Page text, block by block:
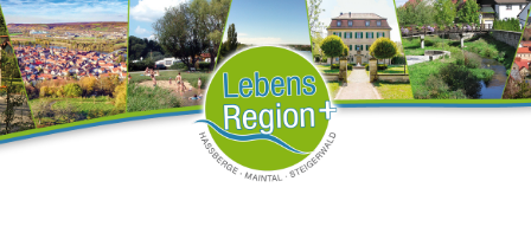
Skip
to
content
Skip
to
left
sidebar
Skip
to
footer